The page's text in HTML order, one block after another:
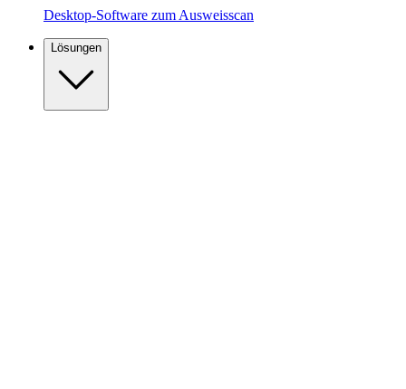
Desktop-Software zum Ausweisscan
Lösungen